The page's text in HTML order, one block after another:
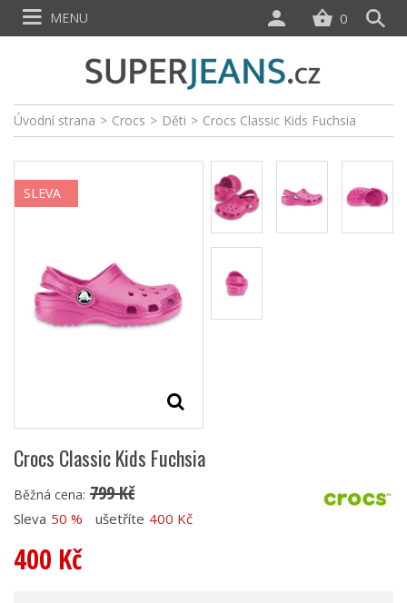
Úvodní strana > Crocs > Děti > Crocs Classic Kids Fuchsia
SLEVA
Crocs Classic Kids Fuchsia
Běžná cena: 799 Kč
Sleva 50 % ušetříte 400 Kč
400 Kč
0
MENU